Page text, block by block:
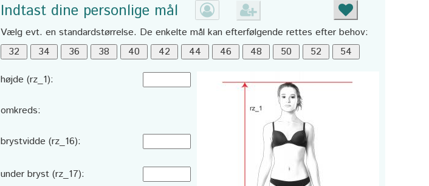
Indtast dine personlige mål
Vælg evt. en standardstørrelse. De enkelte mål kan efterfølgende rettes efter behov:
højde (rz_1):
omkreds:
brystvidde (rz_16):
under bryst (rz_17):